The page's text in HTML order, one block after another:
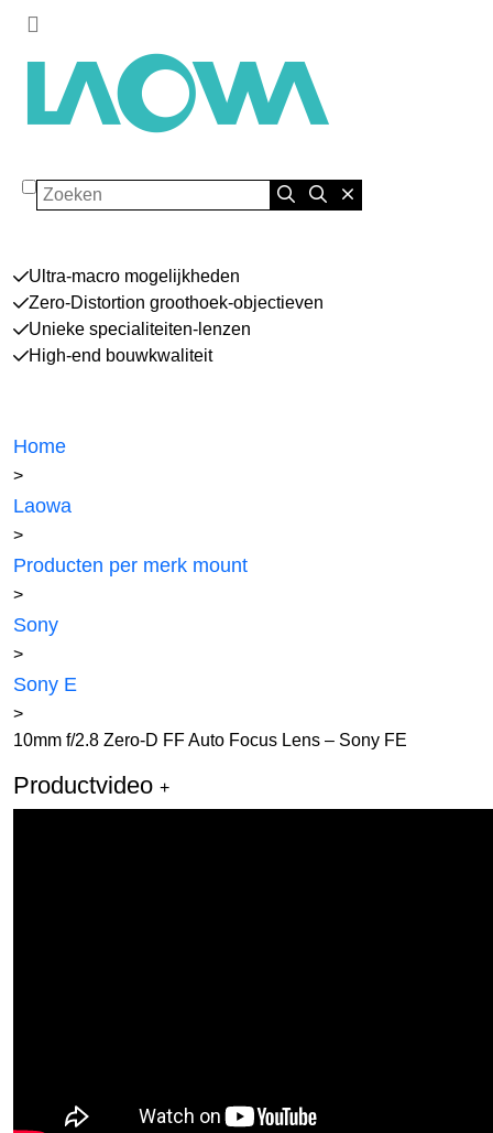
Zoeken
Ultra-macro mogelijkheden
Zero-Distortion groothoek-objectieven
Unieke specialiteiten-lenzen
High-end bouwkwaliteit
Home
>
Laowa
>
Producten per merk mount
>
Sony
>
Sony E
>
10mm f/2.8 Zero-D FF Auto Focus Lens – Sony FE
Productvideo +